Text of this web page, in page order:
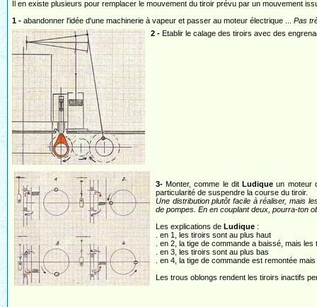
Il en existe plusieurs pour remplacer le mouvement du tiroir prévu par un mouvement
1 - abandonner l'idée d'une machinerie à vapeur et passer au moteur électrique ... Pas
2 - Etablir le calage des tiroirs avec des
3- Monter, comme le ditLudique un moteur
particularité de suspendre la course du tiroir.
Une distribution plutôt facile à réaliser, mais
de pompes. En en couplant deux, pourra-ton
Les explications de Ludique :
. en 1, les tiroirs sont au plus haut
. en 2, la tige de commande a baissé, mais
. en 3, les tiroirs sont au plus bas
. en 4, la tige de commande est remontée
Les trous oblongs rendent les tiroirs inactifs